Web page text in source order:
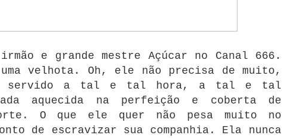
e grande mestre Açúcar no Canal 666.
velhota. Oh, ele não precisa de muito,
servido a tal e tal hora, a tal e tal
aquecida na perfeição e coberta de
O que ele quer não pesa muito no
de escravizar sua companhia. Ela nunca